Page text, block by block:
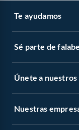
Te ayudamos
Sé parte de
Únete a
Nuestras